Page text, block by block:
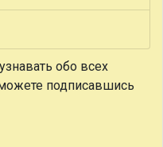
обо всех
подписавшись